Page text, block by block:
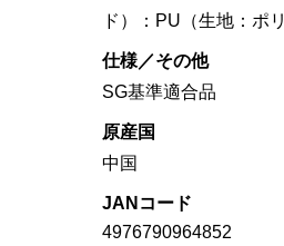
ド）：PU（生地：ポ
仕様／その他
SG基準適合品
原産国
中国
JANコード
4976790964852